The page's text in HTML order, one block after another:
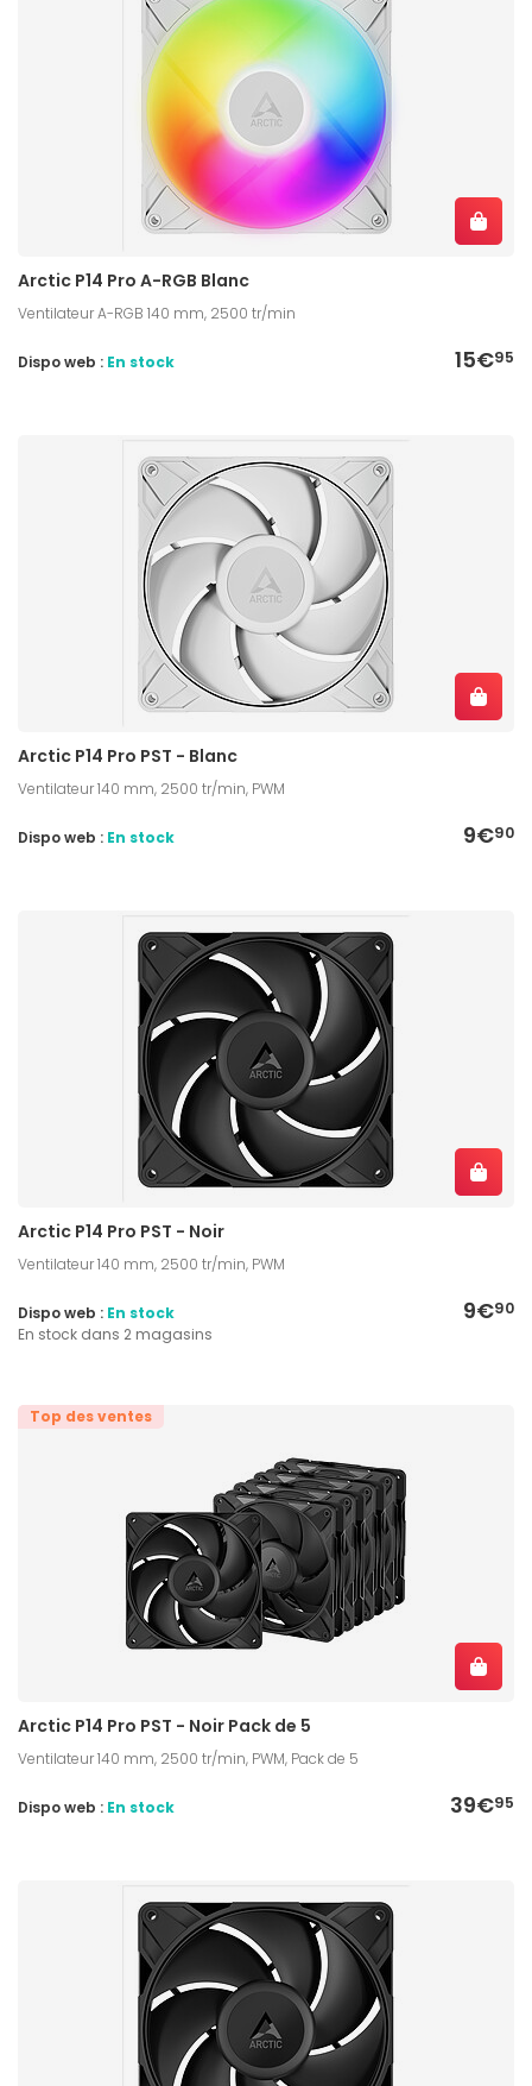
Arctic P14 Pro A-RGB Blanc
Ventilateur A-RGB 140 mm, 2500 tr/min
15€95
Dispo web : En stock
Arctic P14 Pro PST - Blanc
Ventilateur 140 mm, 2500 tr/min, PWM
9€90
Dispo web : En stock
Arctic P14 Pro PST - Noir
Ventilateur 140 mm, 2500 tr/min, PWM
9€90
Dispo web : En stock
En stock dans 2 magasins
Top des ventes
Arctic P14 Pro PST - Noir Pack de 5
Ventilateur 140 mm, 2500 tr/min, PWM, Pack de 5
39€95
Dispo web : En stock